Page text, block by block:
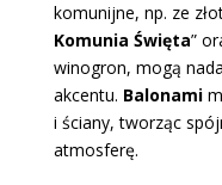
komunijne, np. ze
Komunia Święta”
winogron, mogą
akcentu. Balonami
i ściany, tworząc
atmosferę.